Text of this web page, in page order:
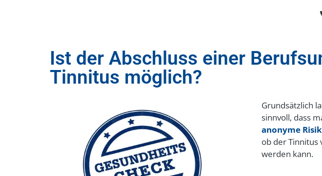
Ist der Abschluss einer
Tinnitus möglich?
Grundsätzlich
sinnvoll, dass
anonyme
ob der Tinnitus
werden kann.